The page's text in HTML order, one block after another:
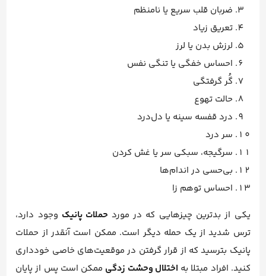
ضربان قلب سریع یا نامنظم
تعریق زیاد
لرزش بدن یا لرز
احساس خفگی یا تنگی نفس
گُر گرفتگی
حالت تهوع
درد قفسه سینه یا دل‌درد
سر درد
سرگیجه، سبکی سر یا غش کردن
بی‌حسی در اندام‌ها
احساس توهم زا
یکی از بدترین چیزهایی که در مورد حملات پانیک وجود دارد،
ترس شدید از یک حمله دیگر است. ممکن است آنقدر از حملات
پانیک بترسید که از قرار گرفتن در موقعیت‌های خاصی خودداری
کنید. افراد مبتلا به اختلال وحشت زدگی ممکن است پس از پایان